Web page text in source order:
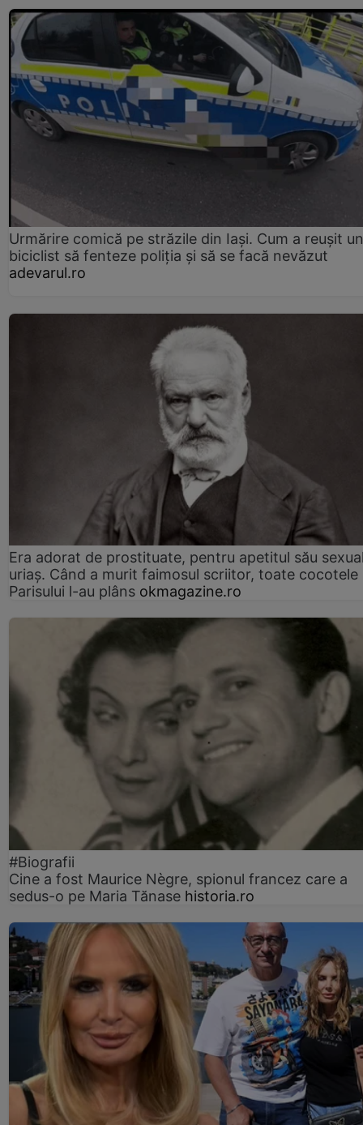
Urmărire comică pe străzile din Iași. Cum a reușit un
biciclist să fenteze poliția și să se facă nevăzut
adevarul.ro
Era adorat de prostituate, pentru apetitul său
uriaș. Când a murit faimosul scriitor, toate cocotele
Parisului l-au plâns okmagazine.ro
#Biografii
Cine a fost Maurice Nègre, spionul francez care a
sedus-o pe Maria Tănase historia.ro